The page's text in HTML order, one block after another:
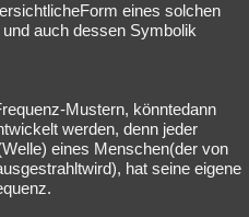
eines solchen
auch dessen Symbolik
Mustern, könntedann
werden, denn jeder
eines Menschen(der von
hat seine eigene